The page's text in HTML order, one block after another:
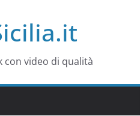
con video di qualità